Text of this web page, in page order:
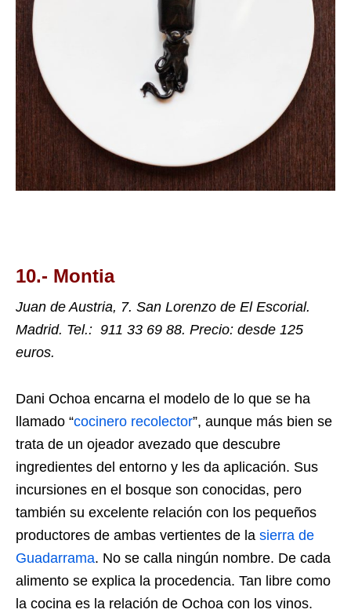
10.- Montia
Juan de Austria, 7. San Lorenzo de El Escorial.
Madrid. Tel.: 911 33 69 88. Precio: desde 125
euros.
Dani Ochoa encarna el modelo de lo que se ha
llamado “cocinero recolector”, aunque más bien se
trata de un ojeador avezado que descubre
ingredientes del entorno y les da aplicación. Sus
incursiones en el bosque son conocidas, pero
también su excelente relación con los pequeños
productores de ambas vertientes de la sierra de
Guadarrama. No se calla ningún nombre. De cada
alimento se explica la procedencia. Tan libre como
la cocina es la relación de Ochoa con los vinos.